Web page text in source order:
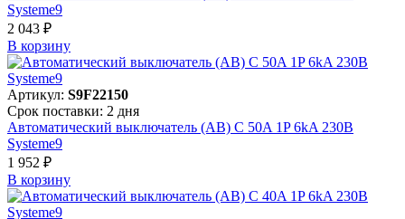
Systeme9
2 043 ₽
В корзинy
Артикул: S9F22150
Срок поставки: 2 дня
Автоматический выключатель (АВ) C 50A 1P 6kA 230В
Systeme9
1 952 ₽
В корзинy